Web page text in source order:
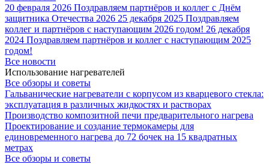
20 февраля 2026 Поздравляем партнёров и коллег с Днём
защитника Отечества 2026 25 декабря 2025 Поздравляем
коллег и партнёров с наступающим 2026 годом! 26 декабря
2024 Поздравляем партнёров и коллег с наступающим 2025
годом!
Все новости
Использование нагревателей
Все обзоры и советы
Гальванические нагреватели с корпусом из кварцевого стекла:
эксплуатация в различных жидкостях и растворах
Производство композитной печи предварительного нагрева
Проектирование и создание термокамеры для
единовременного нагрева до 72 бочек на 15 квадратных
метрах
Все обзоры и советы